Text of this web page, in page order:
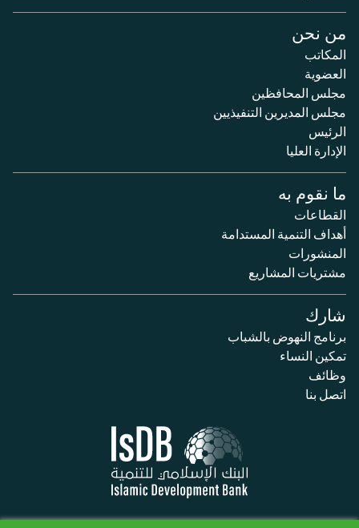
من نحن
المكاتب
العضوية
مجلس المحافظين
مجلس المديرين التنفيذيين
الرئيس
الإدارة العليا
ما نقوم به
القطاعات
أهداف التنمية المستدامة
المنشورات
مشتريات المشاريع
شارك
برنامج النهوض بالشباب
تمكين النساء
وظائف
اتصل بنا